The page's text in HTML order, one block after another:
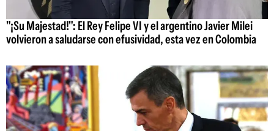
"¡Su Majestad!": El Rey Felipe VI y el argentino Javier Milei
volvieron a saludarse con efusividad, esta vez en Colombia